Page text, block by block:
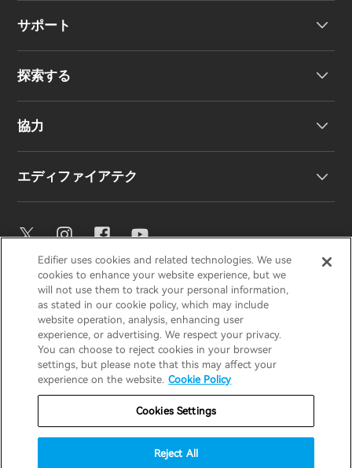
サポート
お問い合わせ
探索する
協力
販売代理店になる
エディファイアテク
イコライザー設定
Snapdragon Sound™
音楽ストリーミング
EDIFIERAIRPULSESTAXHECATE
プライバシー通知クッキー通知
利用規約
重要なお知らせ
Japan / 日本語
Edifier uses cookies and related technologies. We use
cookies to enhance your website experience, but we
will not use them to track your personal information,
as stated in our cookie policy, which may include
website operation, analysis, enhancing user
experience, or advertising. We respect your privacy.
You can choose to reject cookies in your browser
settings, but please note that this may affect your
experience on the website. Cookie Policy
Cookies Settings
Reject All